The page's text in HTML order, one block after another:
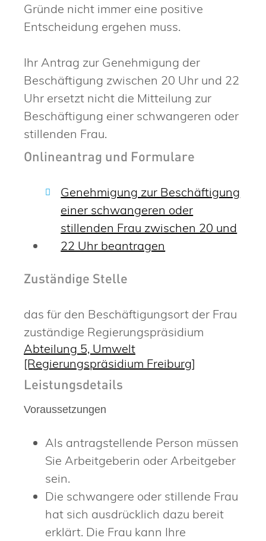
Gründe nicht immer eine positive
Entscheidung ergehen muss.
Ihr Antrag zur Genehmigung der
Beschäftigung zwischen 20 Uhr und 22
Uhr ersetzt nicht die Mitteilung zur
Beschäftigung einer schwangeren oder
stillenden Frau.
Onlineantrag und Formulare
Genehmigung zur Beschäftigung
einer schwangeren oder
stillenden Frau zwischen 20 und
22 Uhr beantragen
Zuständige Stelle
das für den Beschäftigungsort der Frau
zuständige Regierungspräsidium
Abteilung 5, Umwelt
[Regierungspräsidium Freiburg]
Leistungsdetails
Voraussetzungen
Als antragstellende Person müssen
Sie Arbeitgeberin oder Arbeitgeber
sein.
Die schwangere oder stillende Frau
hat sich ausdrücklich dazu bereit
erklärt. Die Frau kann Ihre